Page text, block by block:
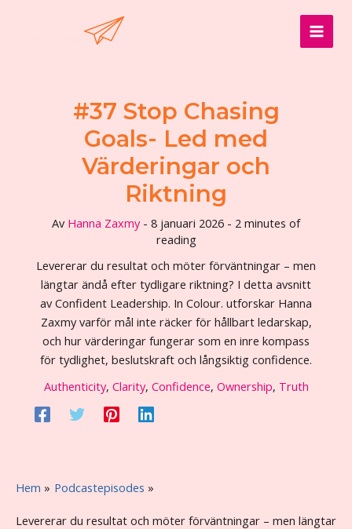
#37 Stop Chasing
Goals- Led med
Värderingar och
Riktning
Av Hanna Zaxmy - 8 januari 2026 - 2 minutes of
reading
Levererar du resultat och möter förväntningar – men
längtar ändå efter tydligare riktning? I detta avsnitt
av Confident Leadership. In Colour. utforskar Hanna
Zaxmy varför mål inte räcker för hållbart ledarskap,
och hur värderingar fungerar som en inre kompass
för tydlighet, beslutskraft och långsiktig confidence.
Authenticity, Clarity, Confidence, Ownership, Truth
Hem
Podcastepisodes
Levererar du resultat och möter förväntningar – men längtar